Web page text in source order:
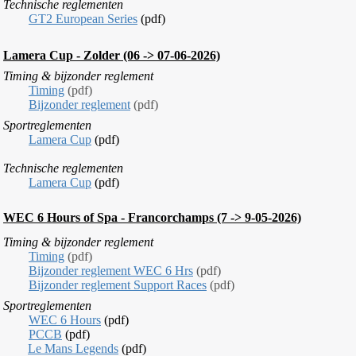
Technische reglementen
GT2 European Series (pdf)
Lamera Cup - Zolder (06 -> 07-06-2026)
Timing &bijzonder reglement
Timing (pdf)
Bijzonder reglement (pdf)
Sportreglementen
Lamera Cup (pdf)
Technische reglementen
Lamera Cup (pdf)
WEC 6 Hours of Spa - Francorchamps (7 -> 9-05-2026)
Timing &bijzonder reglement
Timing (pdf)
Bijzonder reglement WEC 6 Hrs (pdf)
Bijzonder reglement Support Races (pdf)
Sportreglementen
WEC 6 Hours (pdf)
PCCB (pdf)
Le Mans Legends (pdf)